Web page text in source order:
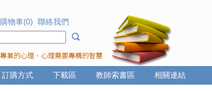
購物車(0) 聯絡我們
相關連結
教師索書區
下載區
訂購方式